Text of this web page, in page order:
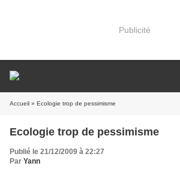
Publicité
Accueil » Ecologie trop de pessimisme
Ecologie trop de pessimisme
Publié le 21/12/2009 à 22:27
Par Yann